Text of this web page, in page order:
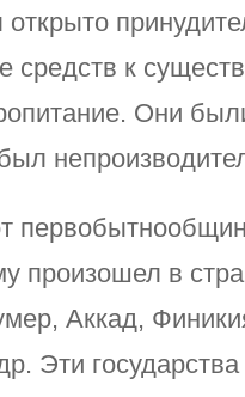
открыто
средств к
Они
произошел в
Аккад,
Эти